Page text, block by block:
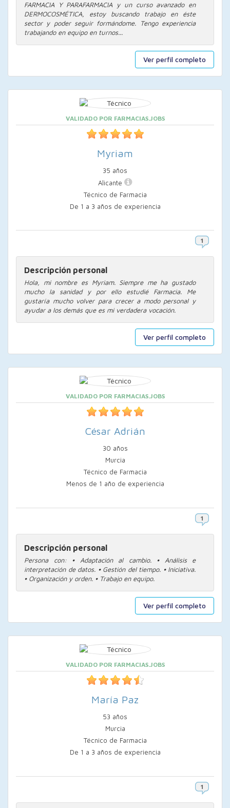
Ver perfil completo
FARMACIA Y PARAFARMACIA y un curso avanzado en
DERMOCOSMÉTICA, estoy buscando trabajo en éste
sector y poder seguir formándome. Tengo experiencia
trabajando en equipo en turnos...
Ver perfil completo
VALIDADO POR FARMACIAS.JOBS
Myriam
35 años
Alicante
Técnico de Farmacia
De 1 a 3 años de experiencia
Descripción personal
Hola, mi nombre es Myriam. Siempre me ha gustado
mucho la sanidad y por ello estudié Farmacia. Me
gustaría mucho volver para crecer a modo personal y
ayudar a los demás que es mi verdadera vocación.
Ver perfil completo
VALIDADO POR FARMACIAS.JOBS
César Adrián
30 años
Murcia
Técnico de Farmacia
Menos de 1 año de experiencia
Descripción personal
Persona con: ⦁ Adaptación al cambio. ⦁ Análisis e
interpretación de datos. ⦁ Gestión del tiempo. ⦁ Iniciativa.
⦁ Organización y orden. ⦁ Trabajo en equipo.
VALIDADO POR FARMACIAS.JOBS
María Paz
53 años
Murcia
Técnico de Farmacia
De 1 a 3 años de experiencia